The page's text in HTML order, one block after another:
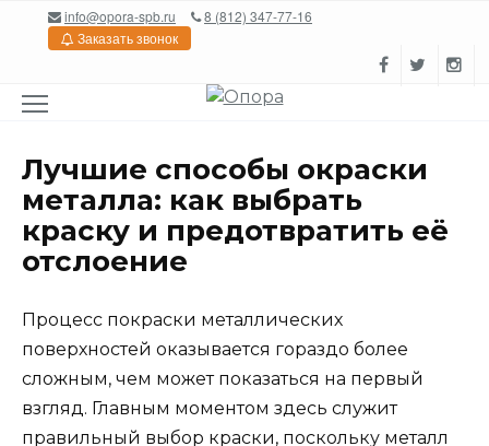
Перейтиinfo@opora-spb.ru
8 (812) 347-77-16
Заказать звонок
Лучшие способы окраски
металла: как выбрать
краску и предотвратить её
отслоение
Процесс покраски металлических
поверхностей оказывается гораздо более
сложным, чем может показаться на первый
взгляд. Главным моментом здесь служит
правильный выбор краски, поскольку металл